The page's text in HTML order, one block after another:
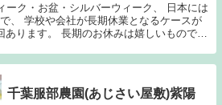
ーク・お盆・シルバーウィーク、 日本には
、 学校や会社が長期休業となるケースが
ります。 長期のお休みは嬉しいものです
千葉服部農園(あじさい屋敷)紫陽